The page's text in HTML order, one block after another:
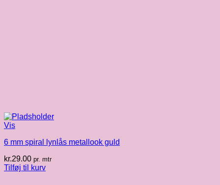
Vis
6 mm spiral lynlås metallook guld
kr.29.00 pr. mtr
Tilføj til kurv